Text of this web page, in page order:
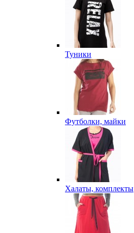
Туники
Футболки, майки
Халаты, комплекты